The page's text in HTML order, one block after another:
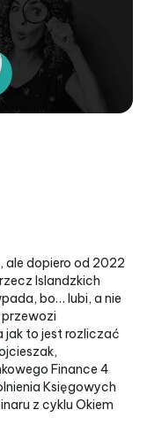
ale dopiero od 2022
Islandzkich
bo… lubi, a nie
jak to jest rozliczać
Finance 4
Księgowych
z cyklu Okiem